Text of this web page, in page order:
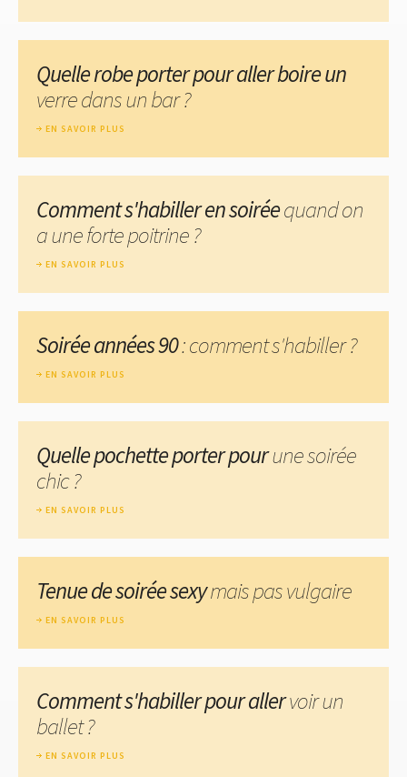
Quelle robe porter pour aller boire un
verre dans un bar ?
EN SAVOIR PLUS
Comment s'habiller en soiréequand on
a une forte poitrine ?
EN SAVOIR PLUS
Soirée années 90: comment s'habiller ?
EN SAVOIR PLUS
Quelle pochette porter pourune soirée
chic ?
EN SAVOIR PLUS
Tenue de soirée sexymais pas vulgaire
EN SAVOIR PLUS
Comment s'habiller pour allervoir un
ballet ?
EN SAVOIR PLUS